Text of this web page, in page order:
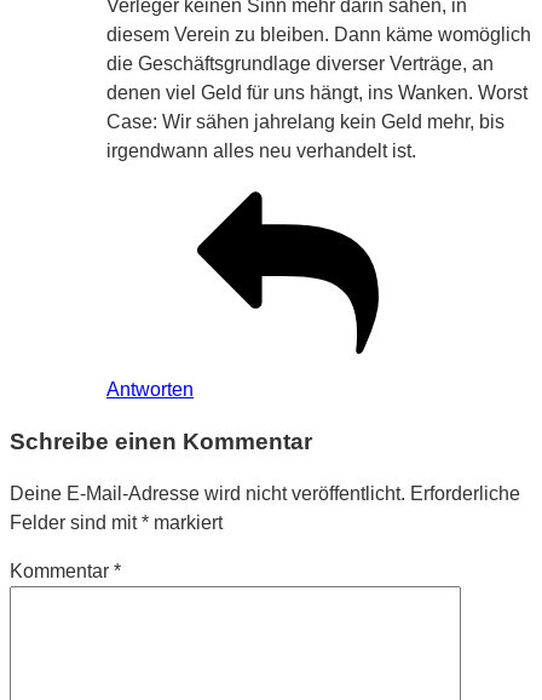
Verleger keinen Sinn mehr darin sähen, in
diesem Verein zu bleiben. Dann käme womöglich
die Geschäftsgrundlage diverser Verträge, an
denen viel Geld für uns hängt, ins Wanken. Worst
Case: Wir sähen jahrelang kein Geld mehr, bis
irgendwann alles neu verhandelt ist.
Antworten
Schreibe einen Kommentar
Deine E-Mail-Adresse wird nicht veröffentlicht. Erforderliche
Felder sind mit* markiert
Kommentar *